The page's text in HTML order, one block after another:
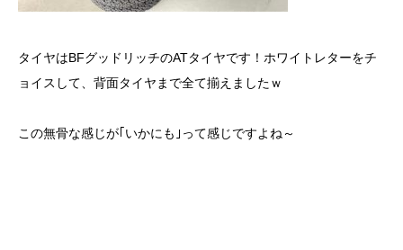
タイヤはBFグッドリッチのATタイヤです！ホワイトレターをチ
ョイスして、背面タイヤまで全て揃えましたｗ
この無骨な感じが｢いかにも｣って感じですよね～